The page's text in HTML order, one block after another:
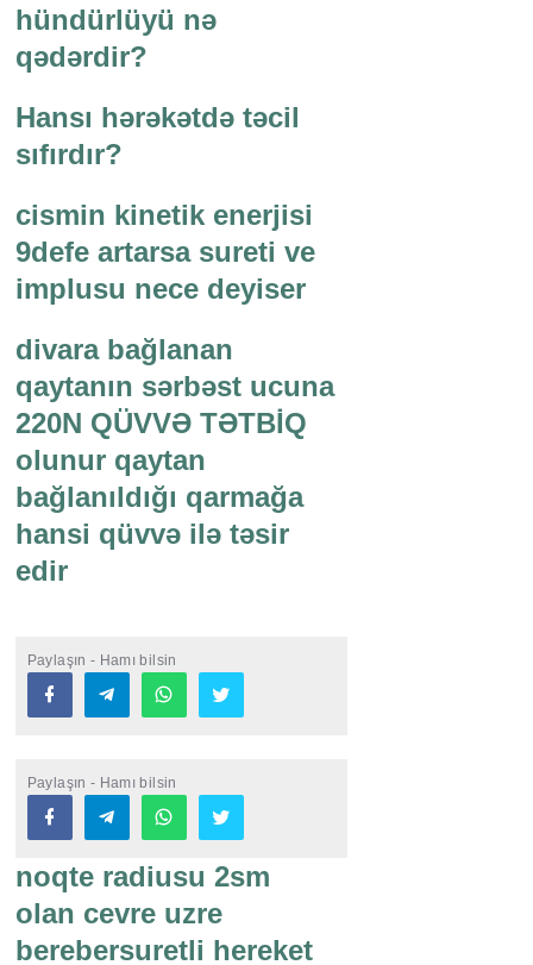
hündürlüyü nə
qədərdir?
Hansı hərəkətdə təcil
sıfırdır?
cismin kinetik enerjisi
9defe artarsa sureti ve
implusu nece deyiser
divara bağlanan
qaytanın sərbəst ucuna
220N QÜVVƏ TƏTBİQ
olunur qaytan
bağlanıldığı qarmağa
hansi qüvvə ilə təsir
edir
Paylaşın - Hamı bilsin
Paylaşın - Hamı bilsin
noqte radiusu 2sm
olan cevre uzre
berebersuretli hereket